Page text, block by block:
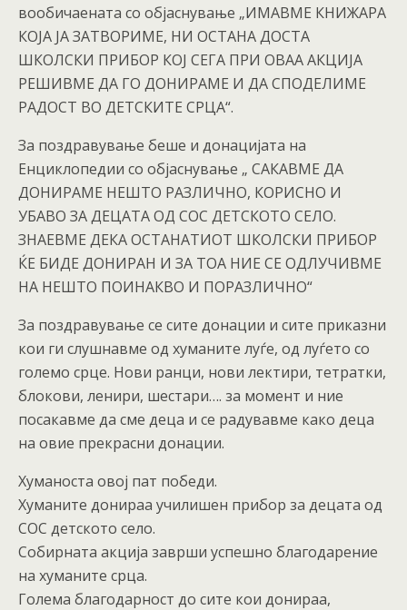
вообичаената со објаснување „ИМАВМЕ КНИЖАРА
КОЈА ЈА ЗАТВОРИМЕ, НИ ОСТАНА ДОСТА
ШКОЛСКИ ПРИБОР КОЈ СЕГА ПРИ ОВАА АКЦИЈА
РЕШИВМЕ ДА ГО ДОНИРАМЕ И ДА СПОДЕЛИМЕ
РАДОСТ ВО ДЕТСКИТЕ СРЦА“.
За поздравување беше и донацијата на
Енциклопедии со објаснување „ САКАВМЕ ДА
ДОНИРАМЕ НЕШТО РАЗЛИЧНО, КОРИСНО И
УБАВО ЗА ДЕЦАТА ОД СОС ДЕТСКОТО СЕЛО.
ЗНАЕВМЕ ДЕКА ОСТАНАТИОТ ШКОЛСКИ ПРИБОР
ЌЕ БИДЕ ДОНИРАН И ЗА ТОА НИЕ СЕ ОДЛУЧИВМЕ
НА НЕШТО ПОИНАКВО И ПОРАЗЛИЧНО“
За поздравување се сите донации и сите приказни
кои ги слушнавме од хуманите луѓе, од луѓето со
големо срце. Нови ранци, нови лектири, тетратки,
блокови, ленири, шестари…. за момент и ние
посакавме да сме деца и се радувавме како деца
на овие прекрасни донации.
Хуманоста овој пат победи.
Хуманите донираа училишен прибор за децата од
СОС детското село.
Собирната акција заврши успешно благодарение
на хуманите срца.
Голема благодарност до сите кои донираа,